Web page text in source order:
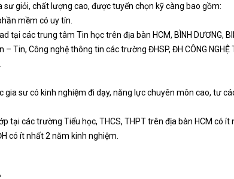
giỏi, chất lượng cao, được tuyển chọn kỹ càng bao gồm:
mềm có uy tín.
tại các trung tâm Tin học trên địa bàn HCM, BÌNH DƯƠNG,
Tin, Công nghệ thông tin các trường ĐHSP, ĐH CÔNG NGHỆ
gia sư có kinh nghiệm đi dạy, năng lực chuyên môn cao, tư
tại các trường Tiểu học, THCS, THPT trên địa bàn HCM có ít
có ít nhất 2 năm kinh nghiệm.